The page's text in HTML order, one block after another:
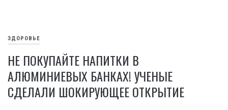
ЗДОРОВЬЕ
НЕ ПОКУПАЙТЕ НАПИТКИ В
АЛЮМИНИЕВЫХ БАНКАХ! УЧЕНЫЕ
СДЕЛАЛИ ШОКИРУЮЩЕЕ ОТКРЫТИЕ